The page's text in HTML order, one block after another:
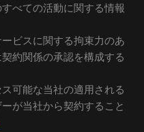
べての活動に関する情報
ビスに関する拘束力のあ
約関係の承認を構成する
可能な当社の適用される
が当社から契約すること